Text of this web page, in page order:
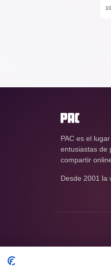
PAC es el
entusiastas de
compartir
Desde 2001 la